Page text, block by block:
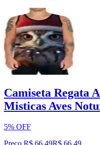
Camiseta Regata
Misticas Aves
5% OFF
Preço R$ 66,49R$ 66,49